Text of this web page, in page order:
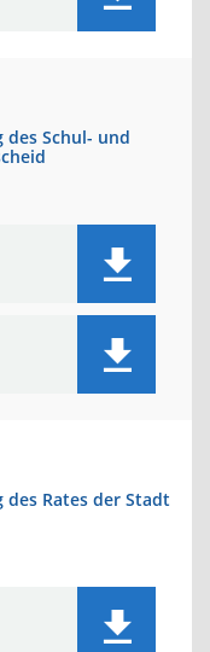
Schul- und
Rates der Stadt